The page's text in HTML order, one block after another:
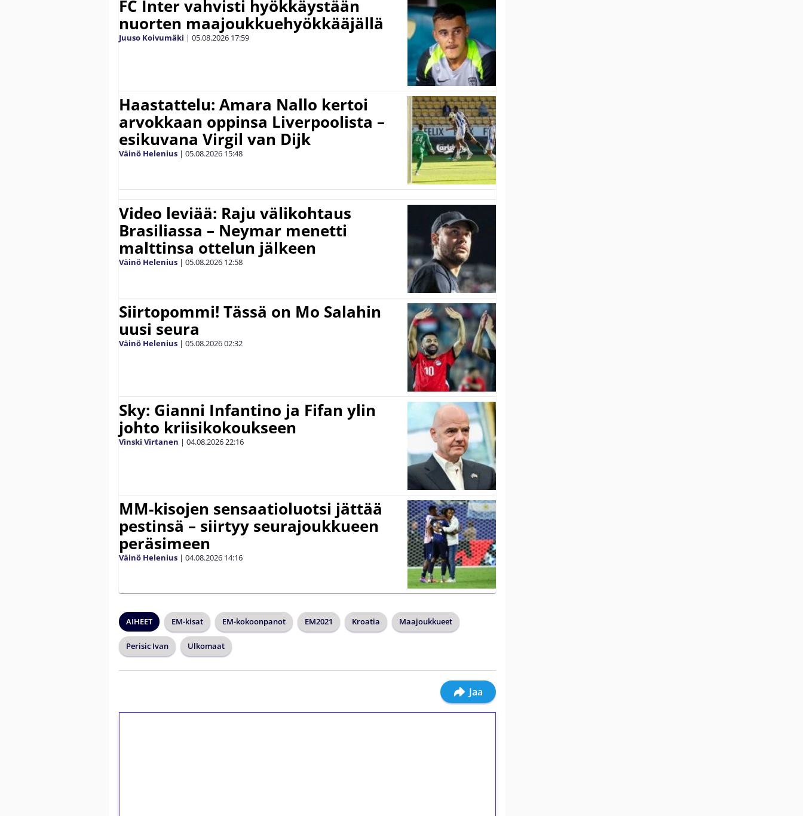
FC Inter vahvisti hyökkäystään
nuorten maajoukkuehyökkääjällä
Juuso Koivumäki | 05.08.2026 17:59
Haastattelu: Amara Nallo kertoi
arvokkaan oppinsa Liverpoolista –
esikuvana Virgil van Dijk
Väinö Helenius | 05.08.2026 15:48
Video leviää: Raju välikohtaus
Brasiliassa – Neymar menetti
malttinsa ottelun jälkeen
Väinö Helenius | 05.08.2026 12:58
Siirtopommi! Tässä on Mo Salahin
uusi seura
Väinö Helenius | 05.08.202602:32
Sky: Gianni Infantino ja Fifan ylin
johto kriisikokoukseen
Vinski Virtanen | 04.08.202622:16
MM-kisojen sensaatioluotsi jättää
pestinsä – siirtyy seurajoukkueen
peräsimeen
Väinö Helenius | 04.08.2026 14:16
AIHEET EM-kisat EM-kokoonpanot EM2021 Kroatia Maajoukkueet
Perisic Ivan Ulkomaat
Jaa